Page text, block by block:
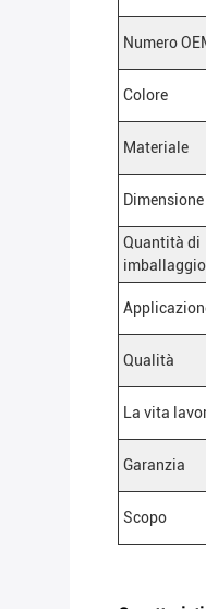
Numero
Colore
Materiale
Dimensione
Quantità di
imballaggio
Qualità
La vita
Garanzia
Scopo